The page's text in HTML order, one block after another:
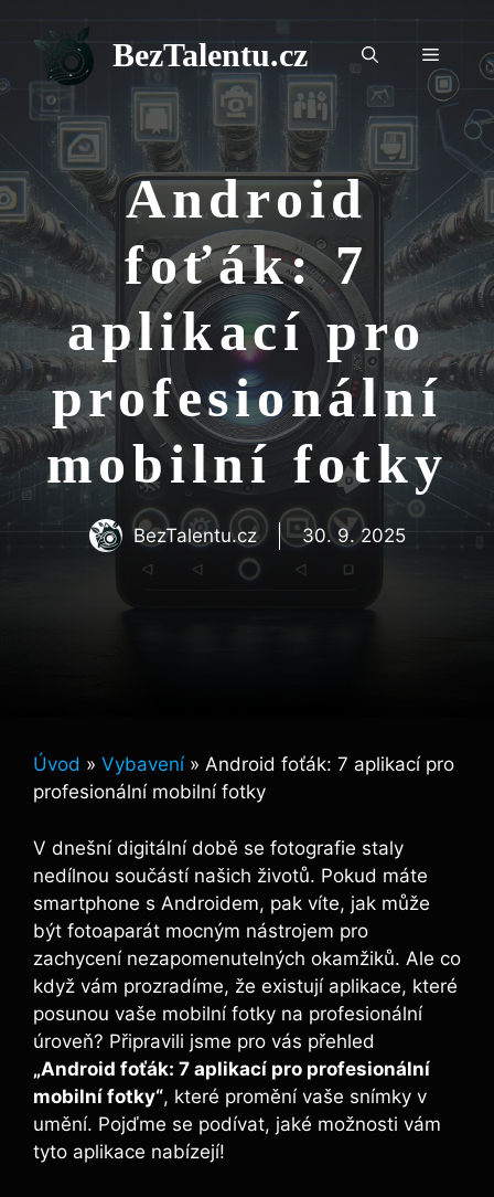
obsah
BezTalentu.cz Menu
Android
foťák: 7
aplikací pro
profesionální
mobilní fotky
BezTalentu.cz 30. 9. 2025
Úvod » Vybavení » Android foťák: 7 aplikací pro
profesionální mobilní fotky
V dnešní digitální ​době se fotografie⁤ staly
nedílnou‌ součástí našich ‍životů. Pokud⁢ máte
smartphone‍ s Androidem, pak víte, jak může
být fotoaparát‍ mocným nástrojem pro
zachycení nezapomenutelných okamžiků. ⁢Ale co
když vám prozradíme, že existují aplikace, které
posunou vaše mobilní fotky na profesionální
úroveň? Připravili jsme pro vás přehled
„Android foťák: 7 aplikací‌ pro profesionální
mobilní fotky“, které promění ‍vaše snímky v⁣
umění. Pojďme se⁣ podívat, jaké možnosti vám
tyto aplikace nabízejí!